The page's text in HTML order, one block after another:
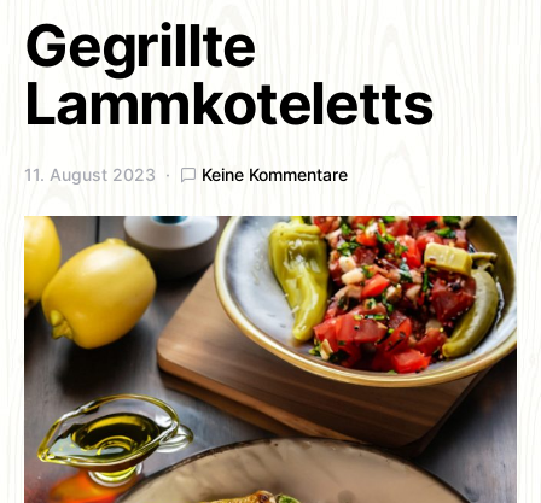
Gegrillte
Lammkoteletts
11. August 2023 Keine Kommentare